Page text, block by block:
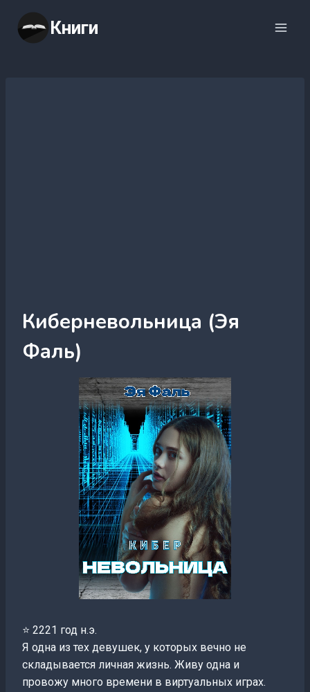
содержимому
Книги
Киберневольница (Эя
Фаль)
⭐ 2221 год н.э.
Я одна из тех девушек, у которых вечно не
складывается личная жизнь. Живу одна и
провожу много времени в виртуальных играх.